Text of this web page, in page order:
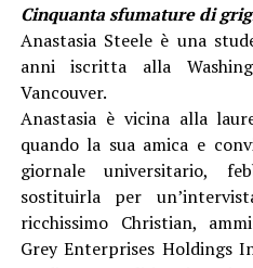
Cinquanta sfumature di
Anastasia Steele è una
anni iscritta alla
Vancouver.
Anastasia è vicina alla
quando la sua amica e
giornale universitario,
sostituirla per
ricchissimo Christian,
Grey Enterprises Holdings